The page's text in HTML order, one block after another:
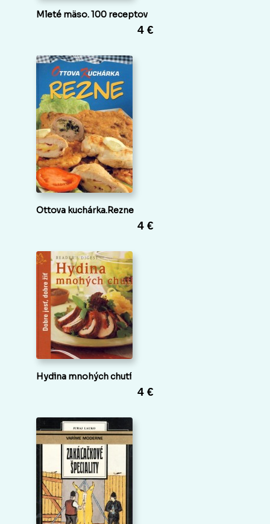
Mleté mäso. 100 receptov
4 €
Ottova kuchárka.Rezne
4 €
Hydina mnohých chutí
4 €